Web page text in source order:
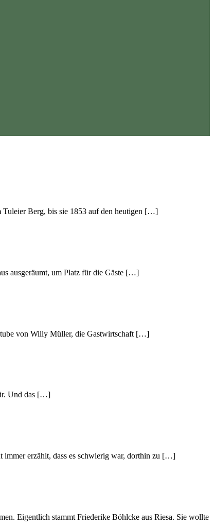
Tuleier Berg, bis sie 1853 auf den heutigen […]
ausgeräumt, um Platz für die Gäste […]
von Willy Müller, die Gastwirtschaft […]
Und das […]
immer erzählt, dass es schwierig war, dorthin zu […]
Eigentlich stammt Friederike Böhlcke aus Riesa. Sie wollte